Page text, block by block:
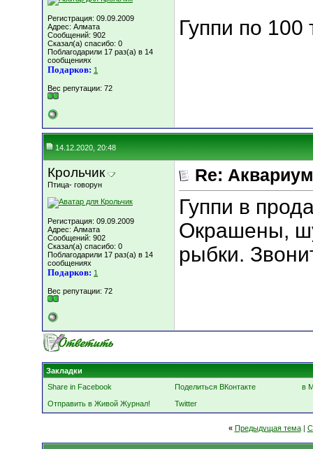
Регистрация: 09.09.2009
Адрес: Алмата
Сообщений: 902
Сказал(а) спасибо: 0
Поблагодарили 17 раз(а) в 14
сообщениях
Подарков: 1
Вес репутации: 72
Гуппи по 100
14.12.2020, 20:48
Крольчик
Птица- говорун
Регистрация: 09.09.2009
Адрес: Алмата
Сообщений: 902
Сказал(а) спасибо: 0
Поблагодарили 17 раз(а) в 14
сообщениях
Подарков: 1
Вес репутации: 72
Re:
Гуппи в
Окрашены,
рыбки.
Закладки
Share in Facebook
Поделиться ВКонтакте
в
Отправить в Живой Журнал!
Twitter
« Предыдущая тема|